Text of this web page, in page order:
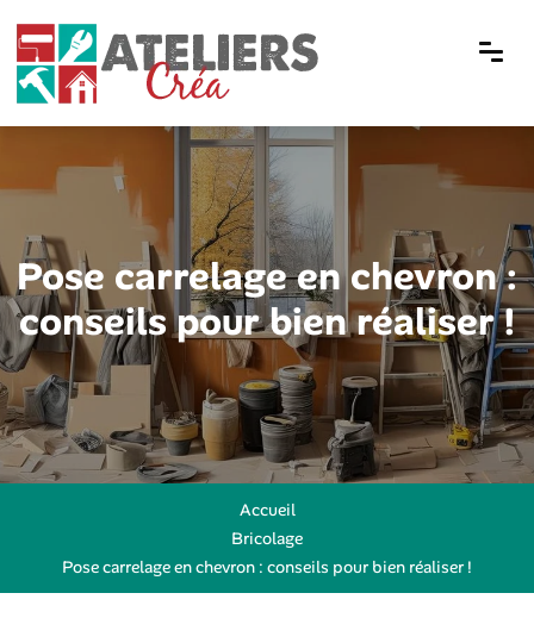
Pose carrelage en chevron :
conseils pour bien réaliser !
Accueil
Bricolage
Pose carrelage en chevron : conseils pour bien réaliser !